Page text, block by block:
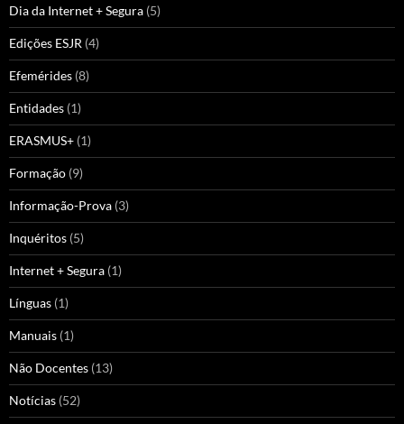
Dia da Internet + Segura (5)
Edições ESJR (4)
Efemérides (8)
Entidades (1)
ERASMUS+ (1)
Formação (9)
Informação-Prova (3)
Inquéritos (5)
Internet + Segura (1)
Línguas (1)
Manuais (1)
Não Docentes (13)
Notícias (52)